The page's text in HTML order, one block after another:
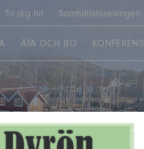
Ta dig hit Samhällsföreningen
ÄTA OCH BO KONFERENS
×